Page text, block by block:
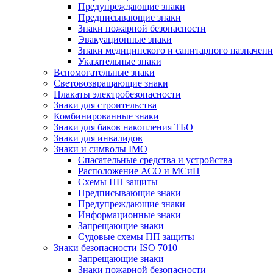
Предупреждающие знаки
Предписывающие знаки
Знаки пожарной безопасности
Эвакуационные знаки
Знаки медицинского и санитарного
Указательные знаки
Вспомогательные знаки
Световозвращающие знаки
Плакаты электробезопасности
Знаки для строительства
Комбинированные знаки
Знаки для баков накопления ТБО
Знаки для инвалидов
Знаки и символы IMO
Спасательные средства и устройства
Расположение АСО и МСиП
Схемы ПП защиты
Предписывающие знаки
Предупреждающие знаки
Информационные знаки
Запрещающие знаки
Судовые схемы ПП защиты
Знаки безопасности ISO 7010
Запрещающие знаки
Знаки пожарной безопасности